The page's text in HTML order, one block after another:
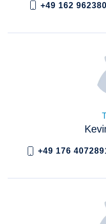
+49 162
+49 176